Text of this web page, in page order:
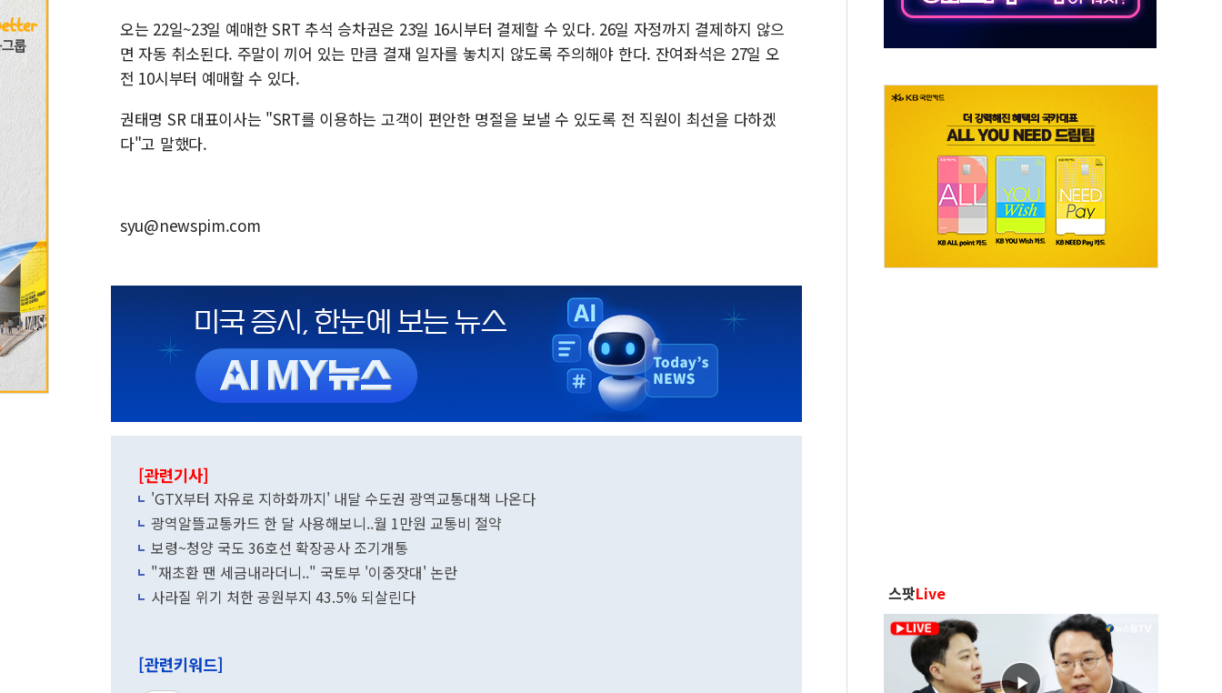
오는 22일~23일 예매한 SRT 추석 승차권은 23일 16시부터 결제할 수 있다. 26일 자정까지 결제하지 않으
면 자동 취소된다. 주말이 끼어 있는 만큼 결재 일자를 놓치지 않도록 주의해야 한다. 잔여좌석은 27일 오
전 10시부터 예매할 수 있다.
권태명 SR 대표이사는 "SRT를 이용하는 고객이 편안한 명절을 보낼 수 있도록 전 직원이 최선을 다하겠
다"고 말했다.
syu@newspim.com
[관련기사]
'GTX부터 자유로 지하화까지' 내달 수도권 광역교통대책 나온다
광역알뜰교통카드 한 달 사용해보니..월 1만원 교통비 절약
보령~청양 국도 36호선 확장공사 조기개통
"재초환 땐 세금내라더니.." 국토부 '이중잣대' 논란
사라질 위기 처한 공원부지 43.5% 되살린다
[관련키워드]
스팟Live